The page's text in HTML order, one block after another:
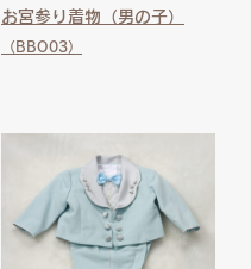
お宮参り着物（男の子）
（BBO03）